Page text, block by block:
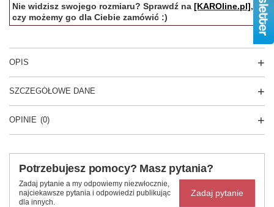
Nie widzisz swojego rozmiaru? Sprawdź na [KAROline.pl],
czy możemy go dla Ciebie zamówić :)
OPIS
SZCZEGÓŁOWE DANE
OPINIE (0)
Potrzebujesz pomocy? Masz pytania?
Zadaj pytanie a my odpowiemy niezwłocznie,
najciekawsze pytania i odpowiedzi publikując
dla innych.
Zadaj pytanie